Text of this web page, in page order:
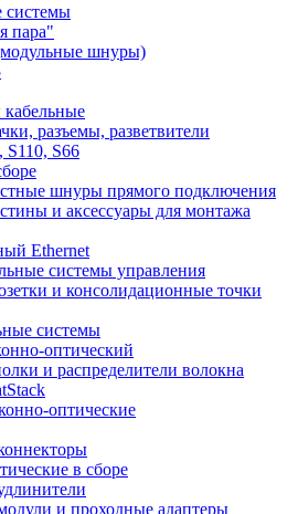
системы
пара"
шнуры)
разъемы, разветвители
S110, S66
шнуры прямого подключения
и аксессуары для монтажа
Ethernet
системы управления
и консолидационные точки
системы
оптический
и распределители волокна
оптические
в сборе
и проходные адаптеры